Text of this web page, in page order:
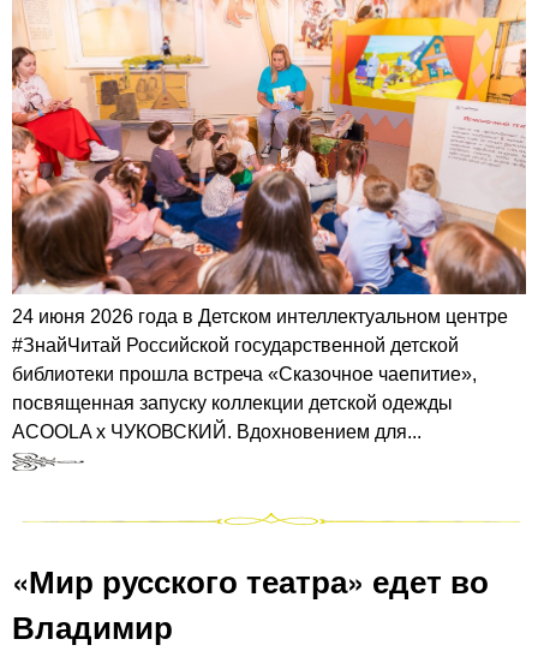
24 июня 2026 года в Детском интеллектуальном центре
#ЗнайЧитай Российской государственной детской
библиотеки прошла встреча «Сказочное чаепитие»,
посвященная запуску коллекции детской одежды
ACOOLA x ЧУКОВСКИЙ. Вдохновением для...
«Мир русского театра» едет во
Владимир